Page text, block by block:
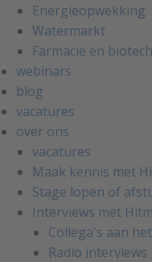
Energieopwekking
Watermarkt
Farmacie en biotech
webinars
blog
vacatures
over ons
vacatures
Maak kennis met
Stage lopen of
Interviews met
Collega's aan
Radio interviews